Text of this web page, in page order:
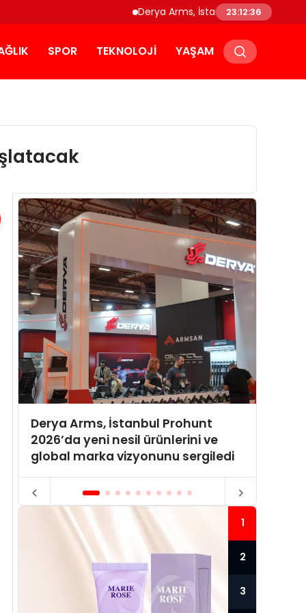
Derya Arms, İstanbul Prohunt 2026’da
23:12:37
SPOR TEKNOLOJI YAŞAM
Derya Arms, İstanbul Prohunt
2026’da yeni nesil ürünlerini ve
global marka vizyonunu sergiledi
1
2
3